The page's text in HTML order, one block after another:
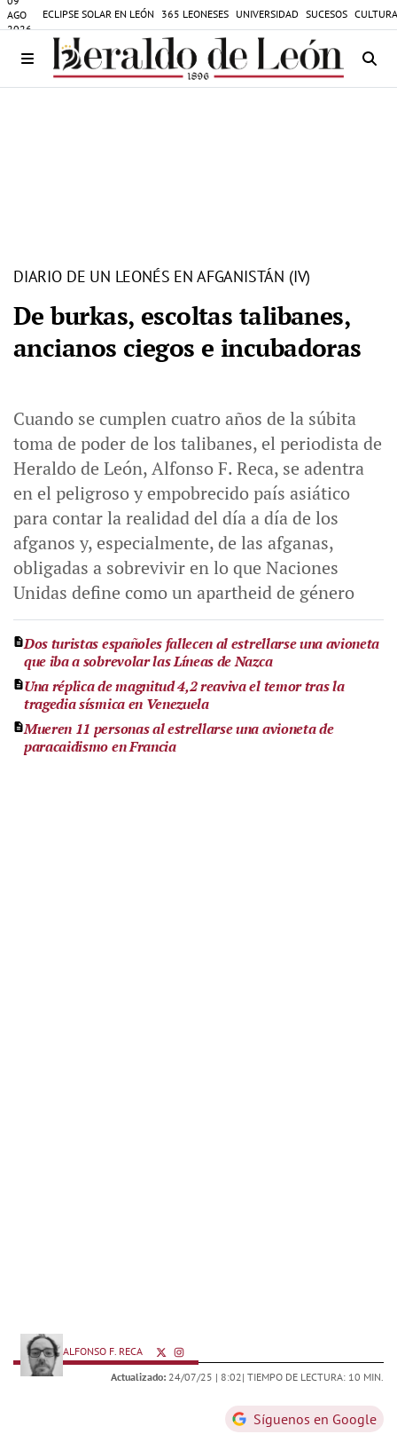
AGO
2026
ECLIPSE SOLAR EN LEÓN 365 LEONESES UNIVERSIDAD SUCESOS
DIARIO DE UN LEONÉS EN AFGANISTÁN (IV)
De burkas, escoltas talibanes,
ancianos ciegos e incubadoras
Cuando se cumplen cuatro años de la súbita
toma de poder de los talibanes, el periodista de
Heraldo de León, Alfonso F. Reca, se adentra
en el peligroso y empobrecido país asiático
para contar la realidad del día a día de los
afganos y, especialmente, de las afganas,
obligadas a sobrevivir en lo que Naciones
Unidas define como un apartheid de género
Dos turistas españoles fallecen al estrellarse una avioneta
que iba a sobrevolar las Líneas de Nazca
Una réplica de magnitud 4,2 reaviva el temor tras la
tragedia sísmica en Venezuela
Mueren 11 personas al estrellarse una avioneta de
paracaidismo en Francia
ALFONSO F. RECA
Actualizado: 24/07/25 | 8:02| TIEMPO DE LECTURA: 10 MIN.
Síguenos en Google